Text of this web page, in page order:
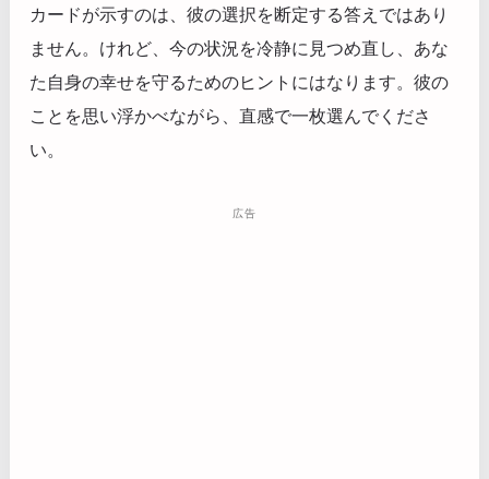
カードが示すのは、彼の選択を断定する答えではあり
ません。けれど、今の状況を冷静に見つめ直し、あな
た自身の幸せを守るためのヒントにはなります。彼の
ことを思い浮かべながら、直感で一枚選んでくださ
い。
広告